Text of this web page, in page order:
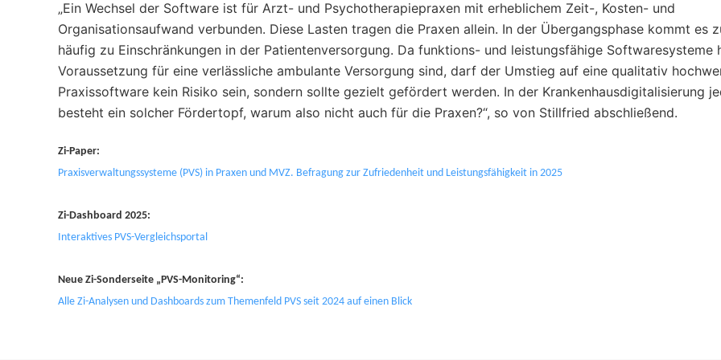
„Ein Wechsel der Software ist für Arzt- und Psychotherapiepraxen mit erheblichem Zeit-, Kosten- und
Organisationsaufwand verbunden. Diese Lasten tragen die Praxen allein. In der Übergangsphase kommt es
häufig zu Einschränkungen in der Patientenversorgung. Da funktions- und leistungsfähige Softwaresysteme
Voraussetzung für eine verlässliche ambulante Versorgung sind, darf der Umstieg auf eine qualitativ
Praxissoftware kein Risiko sein, sondern sollte gezielt gefördert werden. In der Krankenhausdigitalisierung
besteht ein solcher Fördertopf, warum also nicht auch für die Praxen?“, so von Stillfried abschließend.
Zi-Paper:
Praxisverwaltungssysteme (PVS) in Praxen und MVZ. Befragung zur Zufriedenheit und Leistungsfähigkeit in 2025
Zi-Dashboard 2025:
Interaktives PVS-Vergleichsportal
Neue Zi-Sonderseite „PVS-Monitoring“:
Alle Zi-Analysen und Dashboards zum Themenfeld PVS seit 2024 auf einen Blick